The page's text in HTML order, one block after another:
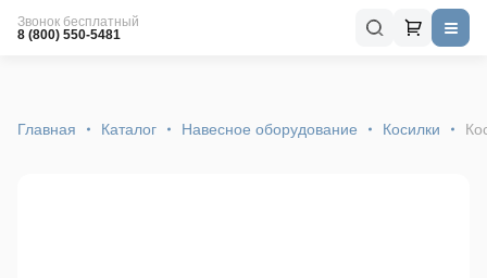
Звонок бесплатный
8 (800) 550-5481
Главная Каталог Навесное оборудование Косилки